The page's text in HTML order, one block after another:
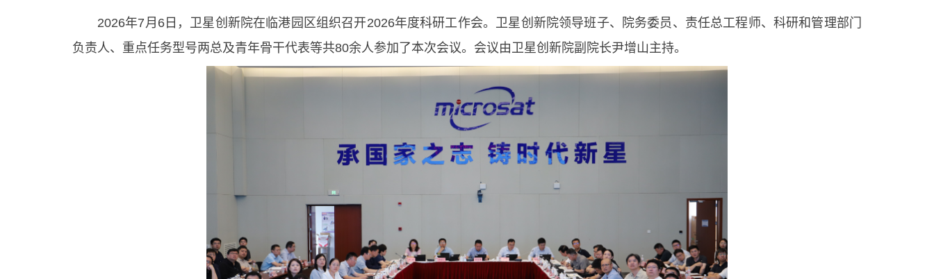
2026年7月6日，卫星创新院在临港园区组织召开2026年度科研工作会。卫星创新院领导班子、院务委员、责任总工程师、科研和管理部门
负责人、重点任务型号两总及青年骨干代表等共80余人参加了本次会议。会议由卫星创新院副院长尹增山主持。